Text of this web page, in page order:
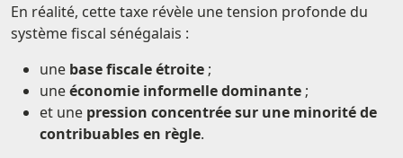
En réalité, cette taxe révèle une tension profonde du
système fiscal sénégalais :
une base fiscale étroite ;
uneéconomie informelle dominante ;
et une pression concentrée sur une minorité de
contribuables en règle.